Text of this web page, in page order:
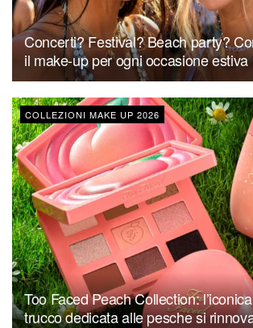
Concerti? Festival? Beach party?
il make-up per ogni occasione estiva
COLLEZIONI MAKE UP 2026
Too Faced Peach Collection:
trucco dedicata alle pesche si